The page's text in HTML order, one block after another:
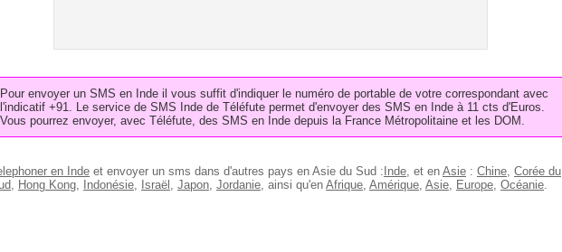
Pour envoyer un SMS en Inde il vous suffit d'indiquer le numéro de portable de votre correspondant avec
l'indicatif +91. Le service de SMS Inde de Téléfute permet d'envoyer des SMS en Inde à 11 cts d'Euros.
Vous pourrez envoyer, avec Téléfute, des SMS en Inde depuis la France Métropolitaine et les DOM.
en Inde et envoyer un sms dans d'autres pays en Asie du Sud : Inde, et en Asie : Chine, Corée du
, Hong Kong, Indonésie, Israël , Japon, Jordanie, ainsi qu'en Afrique, Amérique, Asie, Europe, Océanie.